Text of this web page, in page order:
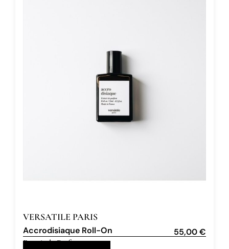
VERSATILE PARIS
Accrodisiaque Roll-On 55,00€
Extrait de Parfum